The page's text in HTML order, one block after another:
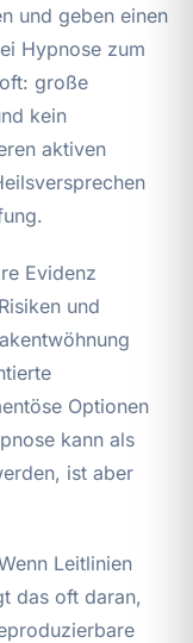
und geben einen
Hypnose zum
große
kein
aktiven
Evidenz
und
Optionen
kann als
ist aber
Leitlinien
das oft daran,